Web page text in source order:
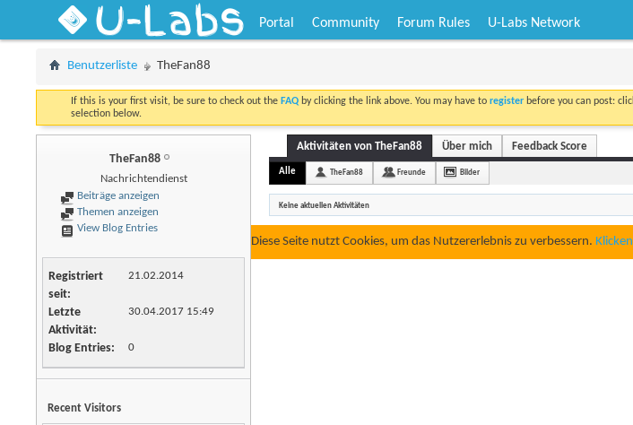
U-Labs Portal Community Forum Rules U-Labs Network
Benutzerliste TheFan88
If this is your first visit, be sure to check out the FAQ by clicking the link above. You may have toregister before you can post:
selection below.
TheFan88
Nachrichtendienst
Beiträge anzeigen
Themen anzeigen
View Blog Entries
Registriert
seit
21.02.2014
Letzte
Aktivität
30.04.2017 15:49
Blog Entries 0
Recent Visitors
Aktivitäten von TheFan88 Über mich Feedback Score
Alle TheFan88 Freunde Bilder
Keine aktuellen Aktivitäten
Diese Seite nutzt Cookies, um das Nutzererlebnis zu verbessern.